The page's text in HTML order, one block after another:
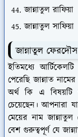
জান্নাতুল রাফিয়া
জান্নাতুল সাফিয়া
জান্নাতুল
ইতিমধ্যে
পেরেছি জান্নাত
অর্থ কি এ বিষয়টি
চেয়েছেন। আপনারা
মেয়ের নাম
বেশ গুরুত্বপূর্ণ যে